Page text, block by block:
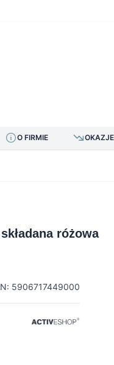
O FIRMIE OKAZJE
różowa
5906717449000